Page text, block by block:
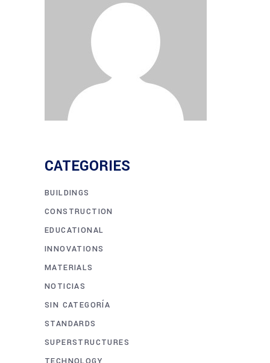
CATEGORIES
BUILDINGS
CONSTRUCTION
EDUCATIONAL
INNOVATIONS
MATERIALS
NOTICIAS
SIN CATEGORÍA
STANDARDS
SUPERSTRUCTURES